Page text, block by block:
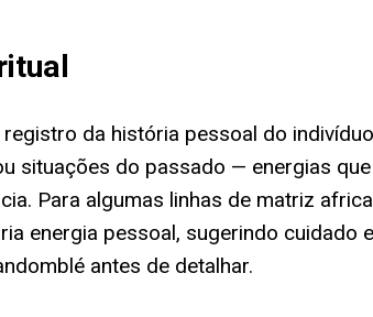
da história pessoal do
situações do passado — energias
Para algumas linhas de matriz
energia pessoal, sugerindo cuidado
antes de detalhar.